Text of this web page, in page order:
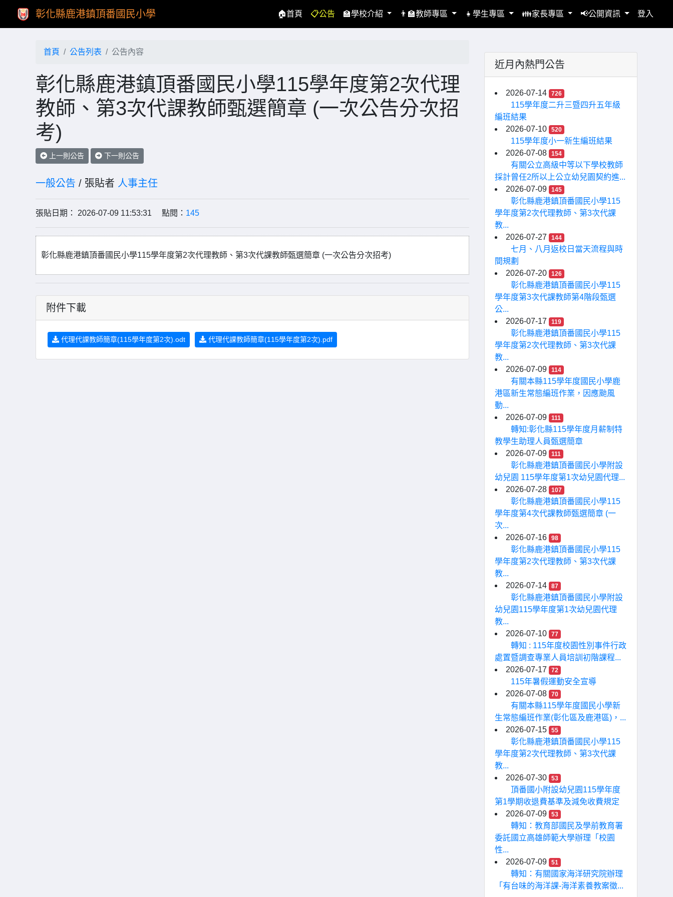
彰化縣鹿港鎮頂番國民小學 🏠首頁(current)
📋公告 🏫學校介紹 👨‍🏫教師專區 👧學生專區 👪家長專區 📢公開資訊 登入
首頁 公告列表 公告內容
彰化縣鹿港鎮頂番國民小學115學年度第2次代理
教師、第3次代課教師甄選簡章 (一次公告分次招
考)
上一則公告 下一則公告
一般公告 / 張貼者 人事主任
張貼日期： 2026-07-09 11:53:31 點閱： 145
彰化縣鹿港鎮頂番國民小學115學年度第2次代理教師、第3次代課教師甄選簡章 (一次公告分次招考)
附件下載
代理代課教師簡章(115學年度第2次).odt 代理代課教師簡章(115學年度第2次).pdf
近月內熱門公告
2026-07-14 726
115學年度二升三暨四升五年級
編班結果
2026-07-10
520
115學年度小一新生編班結果
2026-07-08
154
有關公立高級中等以下學校教師
採計曾任2所以上公立幼兒園契約進...
2026-07-09
145
彰化縣鹿港鎮頂番國民小學115
學年度第2次代理教師、第3次代課
教...
2026-07-27
144
七月、八月返校日當天流程與時
間規劃
2026-07-20
126
彰化縣鹿港鎮頂番國民小學115
學年度第3次代課教師第4階段甄選
公...
2026-07-17
119
彰化縣鹿港鎮頂番國民小學115
學年度第2次代理教師、第3次代課
教...
2026-07-09
114
有關本縣115學年度國民小學鹿
港區新生常態編班作業，因應颱風
動...
2026-07-09
111
轉知:彰化縣115學年度月薪制特
教學生助理人員甄選簡章
2026-07-09
111
彰化縣鹿港鎮頂番國民小學附設
幼兒園 115學年度第1次幼兒園代理...
2026-07-28
107
彰化縣鹿港鎮頂番國民小學115
學年度第4次代課教師甄選簡章 (一
次...
2026-07-16
98
彰化縣鹿港鎮頂番國民小學115
學年度第2次代理教師、第3次代課
教...
2026-07-14
87
彰化縣鹿港鎮頂番國民小學附設
幼兒園115學年度第1次幼兒園代理
教...
2026-07-10
77
轉知 : 115年度校園性別事件行政
處置暨調查專業人員培訓初階課程...
2026-07-17
72
115年暑假運動安全宣導
2026-07-08
70
有關本縣115學年度國民小學新
生常態編班作業(彰化區及鹿港區)，...
2026-07-15
55
彰化縣鹿港鎮頂番國民小學115
學年度第2次代理教師、第3次代課
教...
2026-07-30
53
頂番國小附設幼兒園115學年度
第1學期收退費基準及減免收費規定
2026-07-09
53
轉知：教育部國民及學前教育署
委託國立高雄師範大學辦理「校園
性...
2026-07-09
51
轉知：有關國家海洋研究院辦理
「有台味的海洋課-海洋素養教案徵...